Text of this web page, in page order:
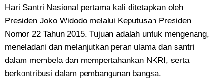
Hari Santri Nasional pertama kali ditetapkan oleh
Presiden Joko Widodo melalui Keputusan Presiden
Nomor 22 Tahun 2015. Tujuan adalah untuk mengenang,
meneladani dan melanjutkan peran ulama dan santri
dalam membela dan mempertahankan NKRI, serta
berkontribusi dalam pembangunan bangsa.